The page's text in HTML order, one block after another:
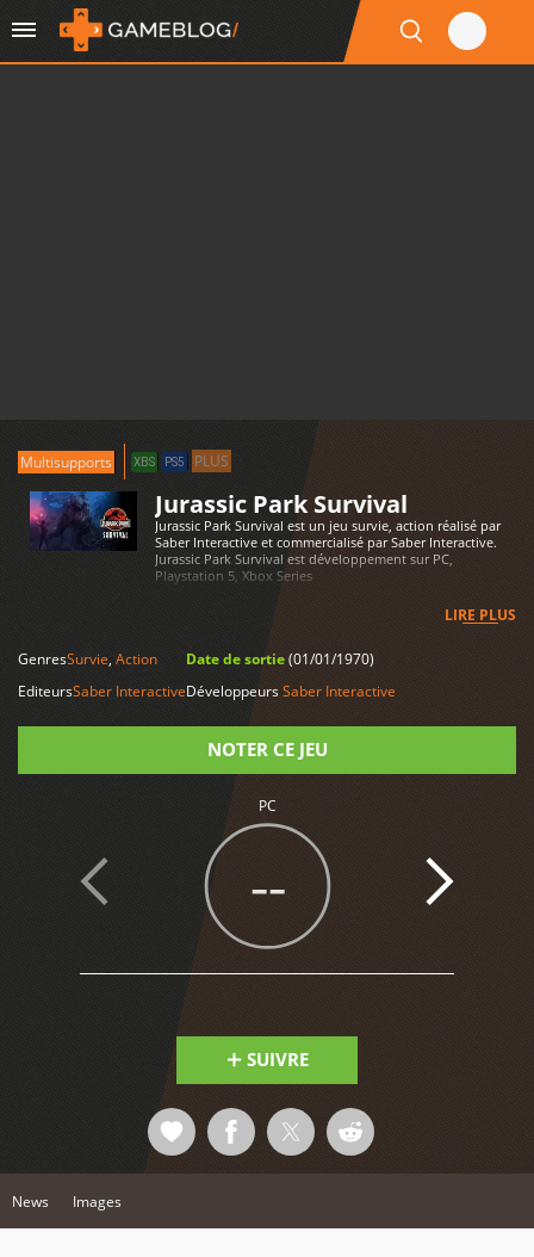
Multisupports XBS PS5 PLUS
Jurassic Park Survival
Jurassic Park Survival est un jeu survie, action réalisé par
Saber Interactive et commercialisé par Saber Interactive.
Jurassic Park Survival est développement sur PC,
Playstation 5, Xbox Series
LIRE PLUS
GenresSurvie, Action
EditeursSaber Interactive
Date de sortie(01/01/1970)
DéveloppeursSaber Interactive
NOTER CE JEU
PC
--
SUIVRE
News Images